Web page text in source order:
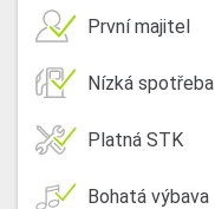
První majitel
Nízká spotřeba
Platná STK
Bohatá výbava